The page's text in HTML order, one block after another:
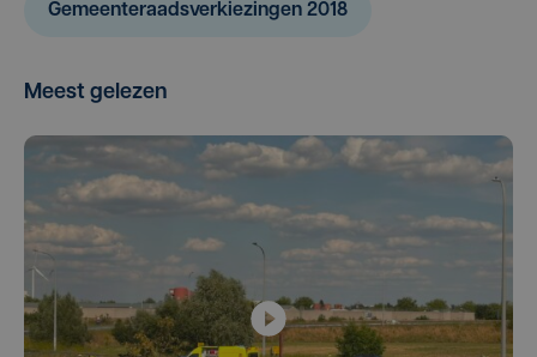
Gemeenteraadsverkiezingen 2018
Meest gelezen